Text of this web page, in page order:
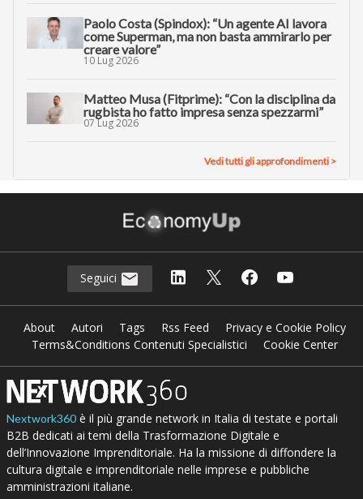
Paolo Costa (Spindox): “Un agente AI lavora
come Superman, ma non basta ammirarlo per
creare valore”
10 Lug 2026
Matteo Musa (Fitprime): “Con la disciplina da
rugbista ho fatto impresa senza spezzarmi”
07 Lug 2026
Vedi tutti gli approfondimenti >
Seguici
About Autori Tags Rss Feed
Privacy e Cookie Policy
Terms&Conditions Contenuti Specialistici
Cookie Center
Nextwork360è il più grande network in Italia di testate e portali
B2B dedicati ai temi della Trasformazione Digitale e
dell’Innovazione Imprenditoriale. Ha la missione di diffondere la
cultura digitale e imprenditoriale nelle imprese e pubbliche
amministrazioni italiane.